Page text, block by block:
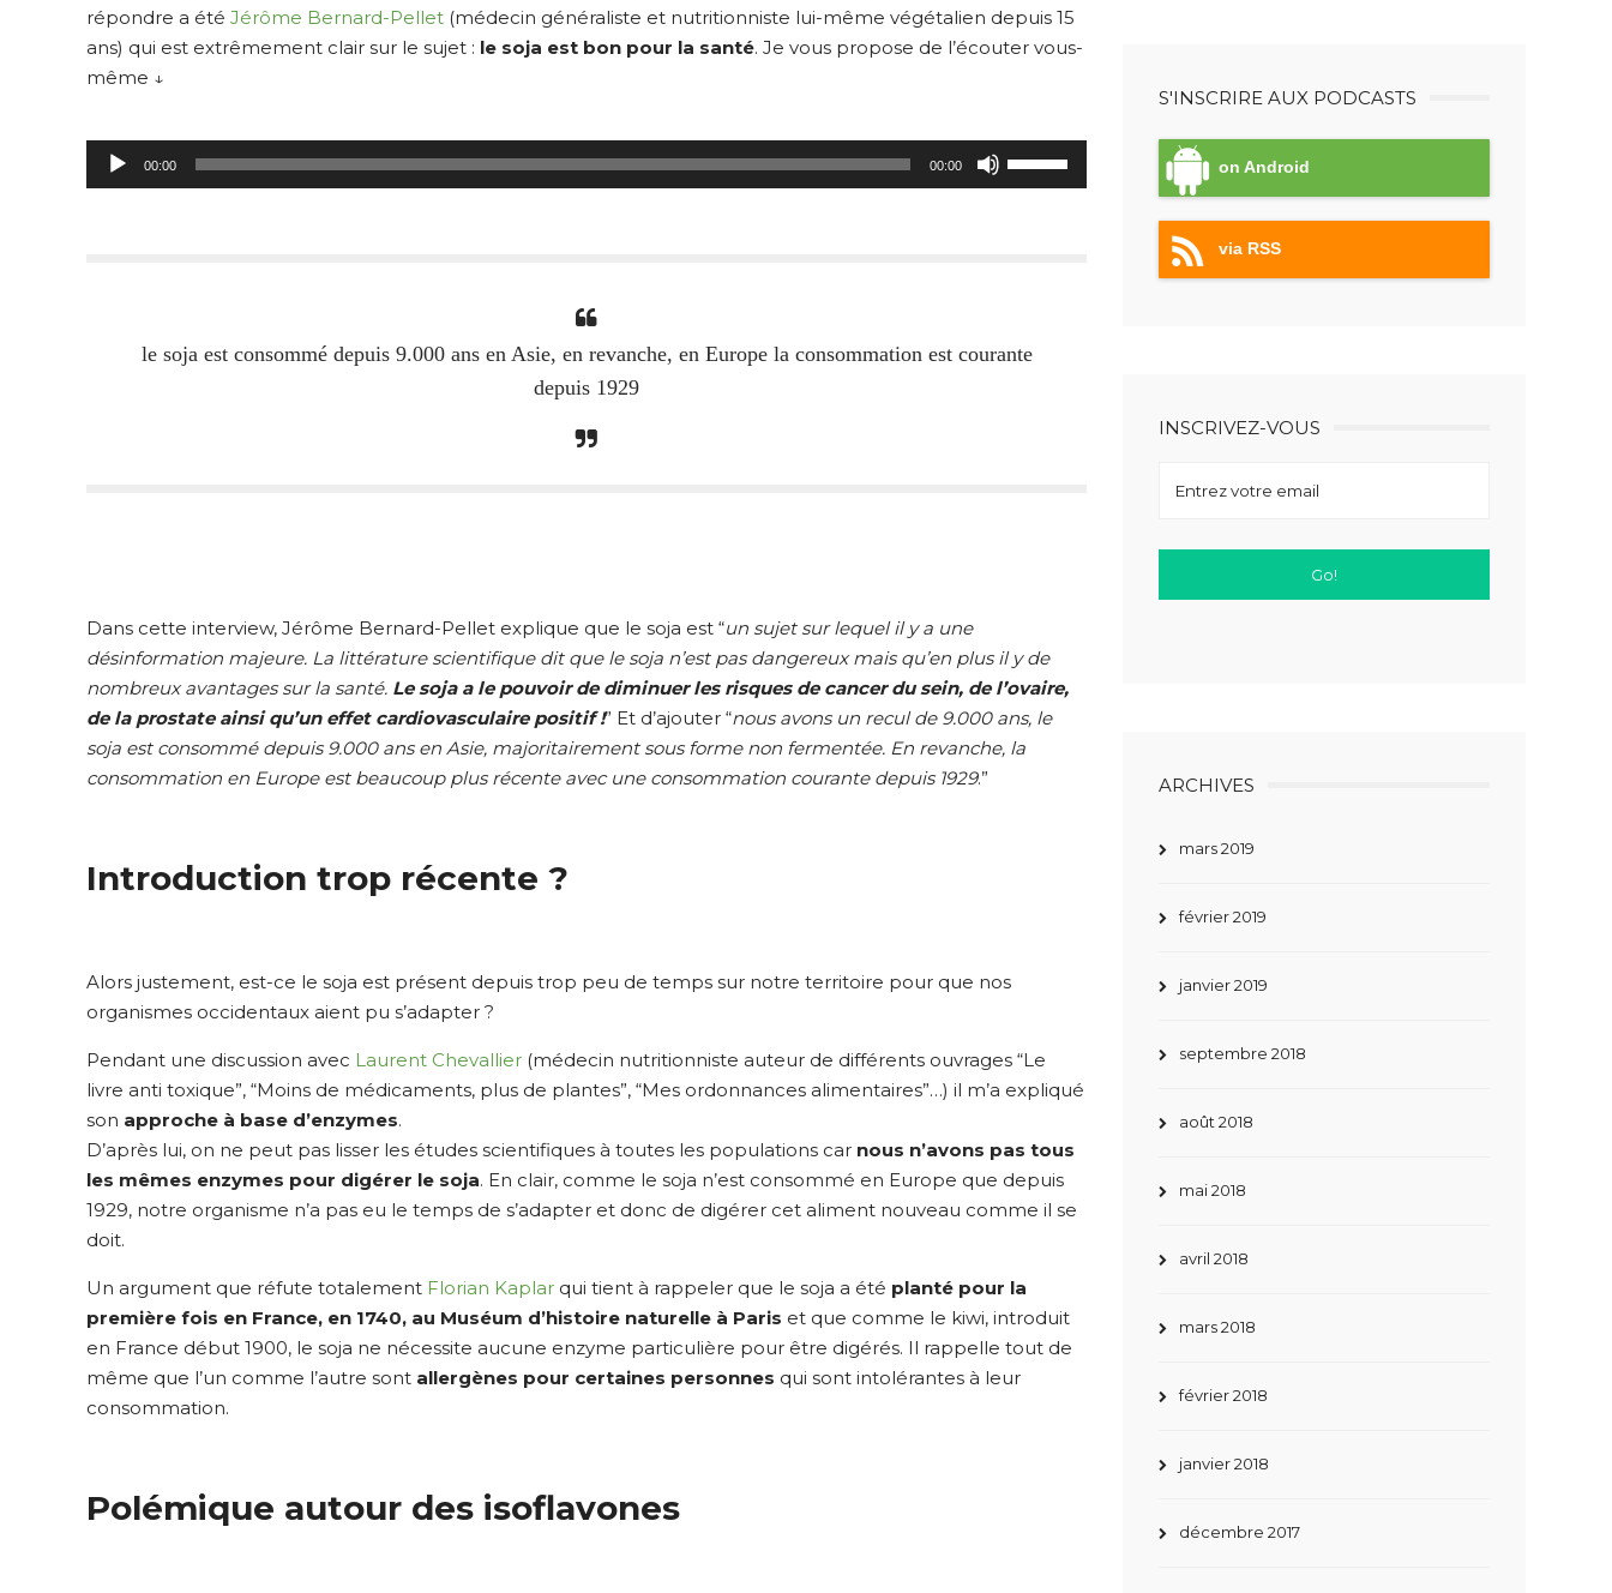
répondre a été Jérôme Bernard-Pellet (médecin généraliste et nutritionniste lui-même végétalien depuis 15
ans) qui est extrêmement clair sur le sujet : le soja est bon pour la santé. Je vous propose de l’écouter vous-
même ↓
audio
00:00 00:00
les
diminuer
le soja est consommé depuis 9.000 ans en Asie, en revanche, en Europe la consommation est courante
depuis 1929
Dans cette interview, Jérôme Bernard-Pellet explique que le soja est “un sujet sur lequel il y a une
désinformation majeure. La littérature scientifique dit que le soja n’est pas dangereux mais qu’en plus il y de
nombreux avantages sur la santé. Le soja a le pouvoir de diminuer les risques de cancer du sein, de l’ovaire,
de la prostate ainsi qu’un effet cardiovasculaire positif !” Et d’ajouter “nous avons un recul de 9.000 ans, le
soja est consommé depuis 9.000 ans en Asie, majoritairement sous forme non fermentée. En revanche, la
consommation en Europe est beaucoup plus récente avec une consommation courante depuis 1929.”
Introduction trop récente ?
Alors justement, est-ce le soja est présent depuis trop peu de temps sur notre territoire pour que nos
organismes occidentaux aient pu s’adapter ?
Pendant une discussion avec Laurent Chevallier (médecin nutritionniste auteur de différents ouvrages “Le
livre anti toxique”, “Moins de médicaments, plus de plantes”, “Mes ordonnances alimentaires”…) il m’a expliqué
son approche à base d’enzymes.
D’après lui, on ne peut pas lisser les études scientifiques à toutes les populations car nous n’avons pas tous
les mêmes enzymes pour digérer le soja. En clair, comme le soja n’est consommé en Europe que depuis
1929, notre organisme n’a pas eu le temps de s’adapter et donc de digérer cet aliment nouveau comme il se
doit.
Un argument que réfute totalement Florian Kaplar qui tient à rappeler que le soja a été planté pour la
première fois en France, en 1740, au Muséum d’histoire naturelle à Paris et que comme le kiwi, introduit
en France début 1900, le soja ne nécessite aucune enzyme particulière pour être digérés. Il rappelle tout de
même que l’un comme l’autre sont allergènes pour certaines personnes qui sont intolérantes à leur
consommation.
Polémique autour des isoflavones
S'INSCRIRE AUX PODCASTS
on Android
via RSS
INSCRIVEZ-VOUS
ARCHIVES
mars 2019
février 2019
janvier 2019
septembre 2018
août 2018
mai 2018
avril 2018
mars 2018
février 2018
janvier 2018
décembre 2017